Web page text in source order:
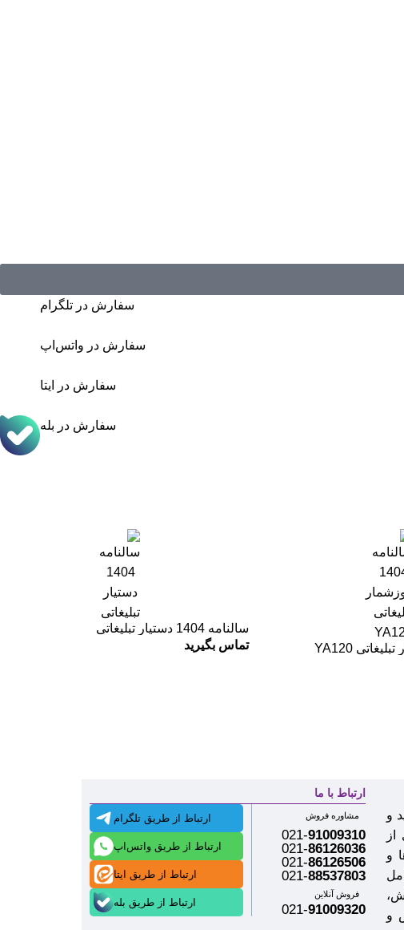
سفارش در تلگرام
سفارش در واتس‌اپ
سفارش در ایتا
سفارش در بله
سالنامه 1404 دستیار تبلیغاتی
تماس بگیرید
و
و
و
ارتباط با ما
مشاوره فروش
021-91009310
021-86126036
021-86126506
021-88537803
فروش آنلاین
021-91009320
ارتباط از طریق تلگرام
ارتباط از طریق واتس‌اپ
ارتباط از طریق ایتا
ارتباط از طریق بله